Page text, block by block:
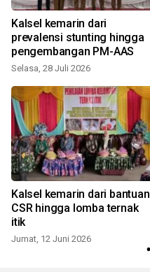
Kalsel kemarin dari
prevalensi stunting hingga
pengembangan PM-AAS
Selasa, 28 Juli 2026
Kalsel kemarin dari bantuan
CSR hingga lomba ternak
itik
Jumat, 12 Juni 2026